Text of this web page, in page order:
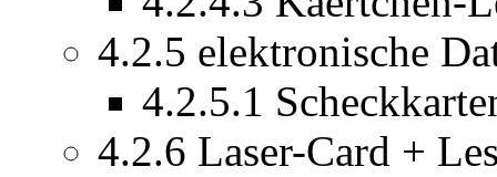
4.2.5 elektronische
4.2.5.1
4.2.6 Laser-Card +